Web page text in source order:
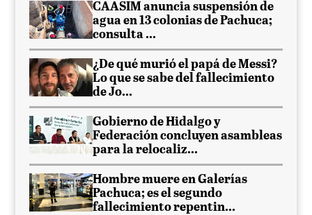
CAASIM anuncia suspensión de
agua en 13 colonias de Pachuca;
consulta ...
¿De qué murió el papá de Messi?
Lo que se sabe del fallecimiento
de Jo...
Gobierno de Hidalgo y
Federación concluyen asambleas
para la relocaliz...
Hombre muere en Galerías
Pachuca; es el segundo
fallecimiento repentin...